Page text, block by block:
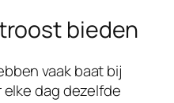
bieden
vaak baat bij
dag dezelfde